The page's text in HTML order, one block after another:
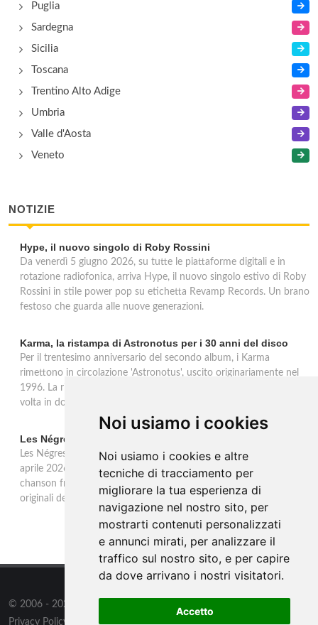
Noi usiamo i cookies
Noi usiamo i cookies e altre
tecniche di tracciamento per
migliorare la tua esperienza di
navigazione nel nostro sito, per
mostrarti contenuti personalizzati
e annunci mirati, per analizzare il
traffico sul nostro sito, e per capire
da dove arrivano i nostri visitatori.
Accetto
Puglia
Sardegna
Sicilia
Toscana
Trentino Alto Adige
Umbria
Valle d'Aosta
Veneto
NOTIZIE
Hype, il nuovo singolo di Roby Rossini
Da venerdì 5 giugno 2026, su tutte le piattaforme digitali e in
rotazione radiofonica, arriva Hype, il nuovo singolo estivo di Roby
Rossini in stile power pop su etichetta Revamp Records. Un brano
festoso che guarda alle nuove generazioni.
Karma, la ristampa di Astronotus per i 30 anni del disco
Per il trentesimo anniversario del secondo album, i Karma
rimettono in circolazione 'Astronotus', uscito originariamente nel
1996. La ristampa Sony Music è disponibile in CD e per la prima
volta in doppio vinile gold 180 grammi con bonus track.
Les Négresses Vertes a Milano: unica data italiana 2026
Les Négresses Vertes tornano in Italia per un'unica data: il 16
aprile 2026 all'Alcatraz di Milano con lo Zobi Tour. Rock acustico,
chanson francese e ritmi mediterranei per uno dei gruppi più
originali della scena musicale francese.
© 2006 - 2026
Privacy Policy
Preferenze sui Cookies